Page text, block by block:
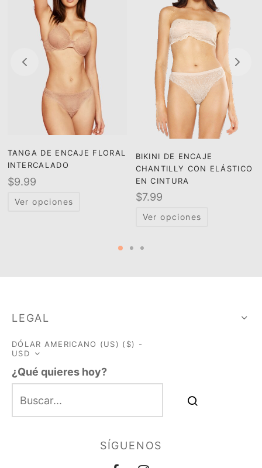
TANGA DE ENCAJE FLORAL
INTERCALADO
$9.99
Ver opciones
BIKINI DE ENCAJE
CHANTILLY CON ELÁSTICO
EN CINTURA
$7.99
Ver opciones
LEGAL
DÓLAR AMERICANO (US) ($) -
USD
¿Qué quieres hoy?
SÍGUENOS